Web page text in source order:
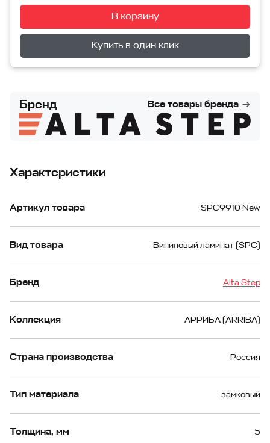
В корзину
Перейти в корзину
Купить в один клик
Бренд Все товары бренда
Характеристики
Артикул товара SPC9910 New
Вид товара Виниловый ламинат (SPC)
Бренд Alta Step
Коллекция АРРИБА (ARRIBA)
Страна производства Россия
Тип материала замковый
Толщина, мм 5